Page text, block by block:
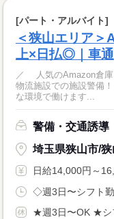
[パート・アルバイト]
＜狭山エリア
上×日払◎｜車
／ 人気のAmazon倉庫！ 狭
物流施設での施設警備
な環境で働けます...
警備・交通誘導
埼玉県狭山市/
日給14,000円～
◇週3日〜シフト
★週3日〜OK ★シ